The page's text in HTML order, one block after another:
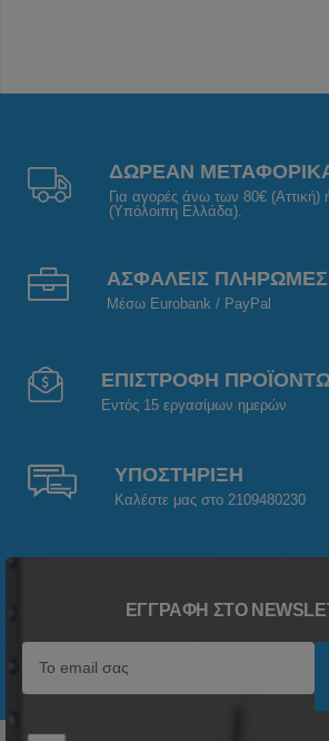
ΔΩΡΕΑΝ
Για αγορές άνω των 80€
(Υπόλοιπη Ελλάδα).
ΑΣΦΑΛΕΙΣ ΠΛΗΡΩΜΕΣ
Μέσω Eurobank / PayPal
ΕΠΙΣΤΡΟΦΗ
Εντός 15 εργασίμων ημερών
ΥΠΟΣΤΗΡΙΞΗ
Καλέστε μας στο 2109480230
ΕΓΓΡΑΦΉ ΣΤΟ